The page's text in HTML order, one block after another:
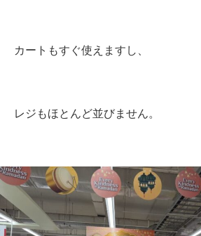
カートもすぐ使えますし、
レジもほとんど並びません。